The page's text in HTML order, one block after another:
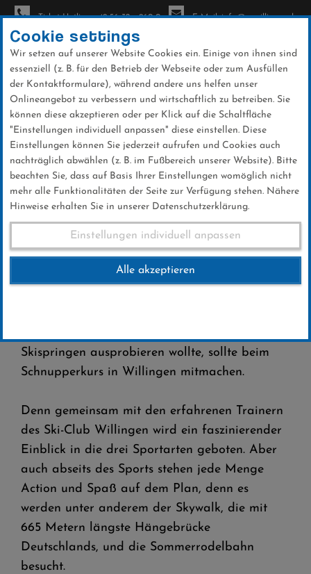
Direkt
zum
Inhalt
Ticket-Hotline: +49 56 32 - 960-0 E-Mail: info@sc-willingen.de
Nordic Camp Willingen
Nordic Camp Willingen
12.AUGUST 2024 - 16.AUGUST 2024
Skispringen ausprobieren wollte, sollte beim
Schnupperkurs in Willingen mitmachen.
Denn gemeinsam mit den erfahrenen Trainern
des Ski-Club Willingen wird ein faszinierender
Einblick in die drei Sportarten geboten. Aber
auch abseits des Sports stehen jede Menge
Action und Spaß auf dem Plan, denn es
werden unter anderem der Skywalk, die mit
665 Metern längste Hängebrücke
Deutschlands, und die Sommerrodelbahn
besucht.
Cookie settings
Wir setzen auf unserer Website Cookies ein. Einige von ihnen sind
essenziell (z. B. für den Betrieb der Webseite oder zum Ausfüllen
der Kontaktformulare), während andere uns helfen unser
Onlineangebot zu verbessern und wirtschaftlich zu betreiben. Sie
können diese akzeptieren oder per Klick auf die Schaltfläche
"Einstellungen individuell anpassen" diese einstellen. Diese
Einstellungen können Sie jederzeit aufrufen und Cookies auch
nachträglich abwählen (z. B. im Fußbereich unserer Website). Bitte
beachten Sie, dass auf Basis Ihrer Einstellungen womöglich nicht
mehr alle Funktionalitäten der Seite zur Verfügung stehen. Nähere
Hinweise erhalten Sie in unserer Datenschutzerklärung.
Einstellungen individuell anpassen
Alle akzeptieren